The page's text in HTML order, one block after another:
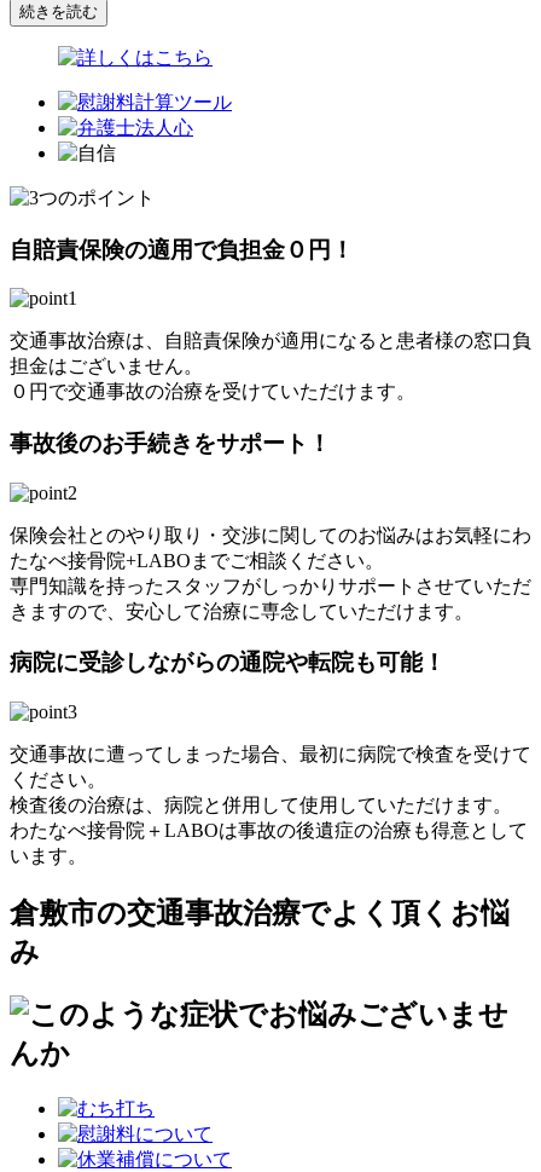
続きを読む
自賠責保険の適用で負担金０円！
交通事故治療は、自賠責保険が適用になると患者様の窓口負
担金はございません。
０円で交通事故の治療を受けていただけます。
事故後のお手続きをサポート！
保険会社とのやり取り・交渉に関してのお悩みはお気軽にわ
たなべ接骨院+LABOまでご相談ください。
専門知識を持ったスタッフがしっかりサポートさせていただ
きますので、安心して治療に専念していただけます。
病院に受診しながらの通院や転院も可能！
交通事故に遭ってしまった場合、最初に病院で検査を受けて
ください。
検査後の治療は、病院と併用して使用していただけます。
わたなべ接骨院＋LABOは事故の後遺症の治療も得意として
います。
倉敷市の交通事故治療でよく頂くお悩
み